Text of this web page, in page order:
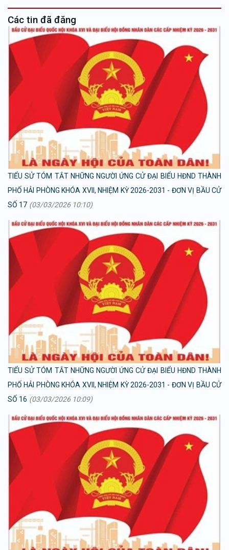
Các tin đã đăng
TIỂU SỬ TÓM TẮT NHỮNG NGƯỜI ỨNG CỬ ĐẠI BIỂU HĐND THÀNH
PHỐ HẢI PHÒNG KHÓA XVII, NHIỆM KỲ 2026-2031 - ĐƠN VỊ BẦU CỬ
SỐ 17 (03/03/2026 10:10)
TIỂU SỬ TÓM TẮT NHỮNG NGƯỜI ỨNG CỬ ĐẠI BIỂU HĐND THÀNH
PHỐ HẢI PHÒNG KHÓA XVII, NHIỆM KỲ 2026-2031 - ĐƠN VỊ BẦU CỬ
SỐ 16 (03/03/2026 10:09)